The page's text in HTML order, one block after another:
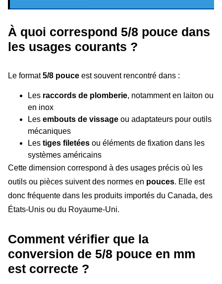
À quoi correspond 5/8 pouce dans
les usages courants ?
Le format5/8 pouce est souvent rencontré dans :
Les raccords de plomberie, notamment en laiton ou
en inox
Les embouts de vissage ou adaptateurs pour outils
mécaniques
Les tiges filetées ou éléments de fixation dans les
systèmes américains
Cette dimension correspond à des usages précis où les
outils ou pièces suivent des normes en pouces. Elle est
donc fréquente dans les produits importés du Canada, des
États-Unis ou du Royaume-Uni.
Comment vérifier que la
conversion de 5/8 pouce en mm
est correcte ?